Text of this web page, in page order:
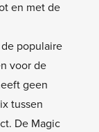
en met de
populaire
voor de
geen
tussen
De Magic